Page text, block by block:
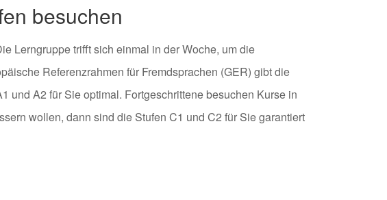
besuchen
Lerngruppe trifft sich einmal in der Woche, um die
Referenzrahmen für Fremdsprachen (GER) gibt die
und A2 für Sie optimal. Fortgeschrittene besuchen Kurse in
wollen, dann sind die Stufen C1 und C2 für Sie garantiert